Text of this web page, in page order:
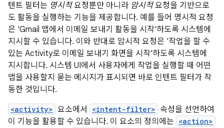
텐트 필터는 명시적요청뿐만 아니라 암시적요청을 기반으로
도 활동을 실행하는 기능을 제공합니다. 예를 들어 명시적 요청
은 'Gmail 앱에서 이메일 보내기 활동을 시작'하도록 시스템에
지시할 수 있습니다. 이와 반대로 암시적 요청은 '작업을 할 수
있는 Activity로 이메일 보내기 화면을 시작'하도록 시스템에
지시합니다. 시스템 UI에서 사용자에게 작업을 실행할 때 어떤
앱을 사용할지 묻는 메시지가 표시되면 바로 인텐트 필터가 작
동한 것입니다.
<activity> 요소에서 <intent-filter> 속성을 선언하여
이 기능을 활용할 수 있습니다. 이 요소의 정의에는 <action>